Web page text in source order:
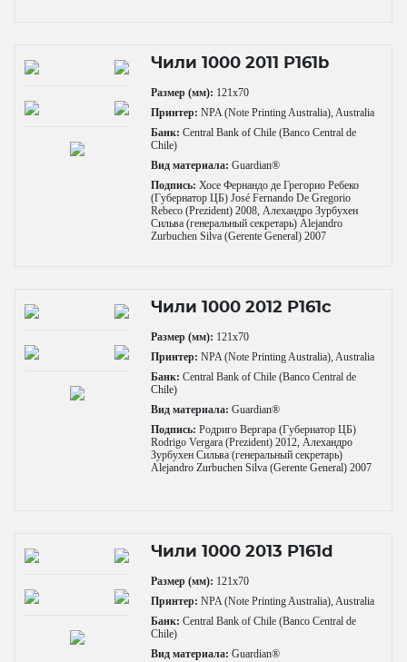
Чили 1000 2011 P161b
Размер (мм): 121x70
Принтер: NPA (Note Printing Australia), Australia
Банк: Central Bank of Chile (Banco Central de
Chile)
Вид материала: Guardian®
Подпись: Хосе Фернандо де Грегорио Ребеко
(Губернатор ЦБ) José Fernando De Gregorio
Rebeco (Prezident) 2008, Алехандро Зурбухен
Сильва (генеральный секретарь) Alejandro
Zurbuchen Silva (Gerente General) 2007
Чили 1000 2012 P161c
Размер (мм): 121x70
Принтер: NPA (Note Printing Australia), Australia
Банк: Central Bank of Chile (Banco Central de
Chile)
Вид материала: Guardian®
Подпись: Родриго Вергара (Губернатор ЦБ)
Rodrigo Vergara (Prezident) 2012, Алехандро
Зурбухен Сильва (генеральный секретарь)
Alejandro Zurbuchen Silva (Gerente General) 2007
Чили 1000 2013 P161d
Размер (мм): 121x70
Принтер: NPA (Note Printing Australia), Australia
Банк: Central Bank of Chile (Banco Central de
Chile)
Вид материала: Guardian®